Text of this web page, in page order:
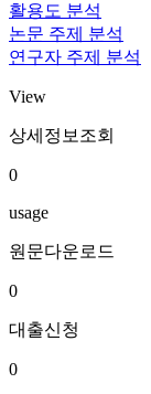
활용도 분석
논문 주제 분석
연구자 주제 분석
View
상세정보조회
0
usage
원문다운로드
0
대출신청
0